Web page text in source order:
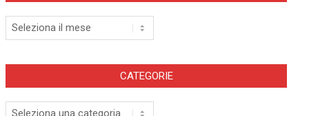
Archivi
CATEGORIE
Categorie